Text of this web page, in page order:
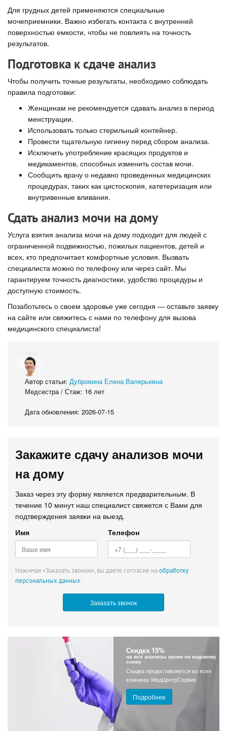
Для грудных детей применяются специальные
мочеприемники. Важно избегать контакта с внутренней
поверхностью емкости, чтобы не повлиять на точность
результатов.
Подготовка к сдаче анализ
Чтобы получить точные результаты, необходимо соблюдать
правила подготовки:
Женщинам не рекомендуется сдавать анализ в период
менструации.
Использовать только стерильный контейнер.
Провести тщательную гигиену перед сбором анализа.
Исключить употребление красящих продуктов и
медикаментов, способных изменить состав мочи.
Сообщить врачу о недавно проведенных медицинских
процедурах, таких как цистоскопия, катетеризация или
внутривенные вливания.
Сдать анализ мочи на дому
Услуга взятия анализа мочи на дому подходит для людей с
ограниченной подвижностью, пожилых пациентов, детей и
всех, кто предпочитает комфортные условия. Вызвать
специалиста можно по телефону или через сайт. Мы
гарантируем точность диагностики, удобство процедуры и
доступную стоимость.
Позаботьтесь о своем здоровье уже сегодня — оставьте заявку
на сайте или свяжитесь с нами по телефону для вызова
медицинского специалиста!
Автор статьи: Дубровина Елена Валерьевна
Медсестра / Стаж: 16 лет
Дата обновления: 2026-07-15
Закажите сдачу анализов мочи
на дому
Заказ через эту форму является предварительным. В
течение 10 минут наш специалист свяжется с Вами для
подтверждения заявки на выезд.
Имя
Телефон
Нажимая «Заказать звонок», вы даете согласие наобработку
персональных данных.
Скидка 15%
на все анализы крови по кодовому
слову
Скидка предоставляется во всех
клиниках МедЦентрСервис
Подробнее